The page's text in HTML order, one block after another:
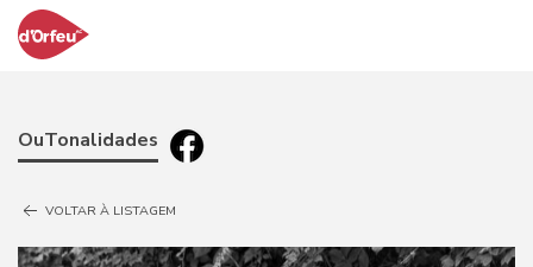
OuTonalidades
VOLTAR À LISTAGEM